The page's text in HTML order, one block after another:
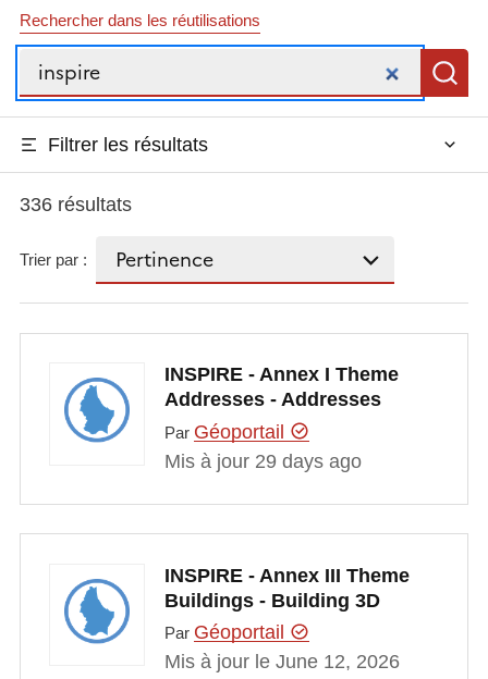
Rechercher dans les réutilisations
Recherche
Filtrer les résultats
336 résultats
Trier par :
INSPIRE - Annex I Theme
Addresses - Addresses
Par Géoportail
Mis à jour 29 days ago
INSPIRE - Annex III Theme
Buildings - Building 3D
Par Géoportail
Mis à jour le June 12, 2026